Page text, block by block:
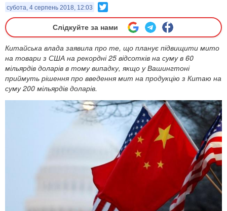
субота, 4 серпень 2018, 12:03
Слідкуйте за нами
Китайська влада заявила про те, що планує підвищити мито
на товари з США на рекордні 25 відсотків на суму в 60
мільярдів доларів в тому випадку, якщо у Вашингтоні
приймуть рішення про введення мит на продукцію з Китаю на
суму 200 мільярдів доларів.